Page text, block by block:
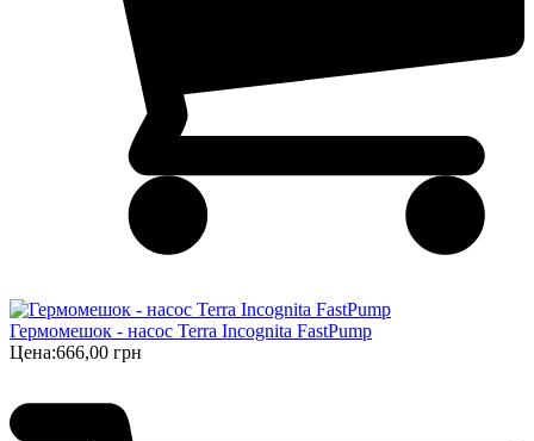
Гермомешок - насос Terra Incognita FastPump
Цена:666,00 грн